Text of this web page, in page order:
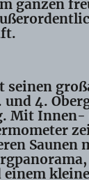
ganzen
seinen
4.
Mit Innen-
Saunen
einem